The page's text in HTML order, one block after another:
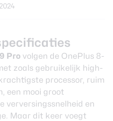
Pro volgen de OnePlus 8-
zoals gebruikelijk high-
processor, ruim
een mooi groot
verversingssnelheid en
Maar dit keer voegt